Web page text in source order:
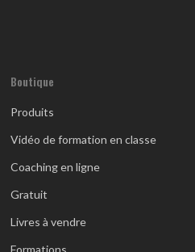
Boutique
Produits
Vidéo de formation en classe
Coaching en ligne
Gratuit
Livres à vendre